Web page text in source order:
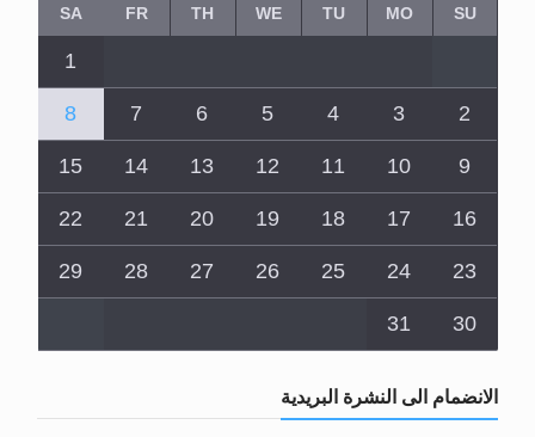
SU
MO
TU
WE
TH
FR
SA
1
2
3
4
5
6
7
8
9
10
11
12
13
14
15
16
17
18
19
20
21
22
23
24
25
26
27
28
29
30
31
الانضمام الى النشرة البريدية